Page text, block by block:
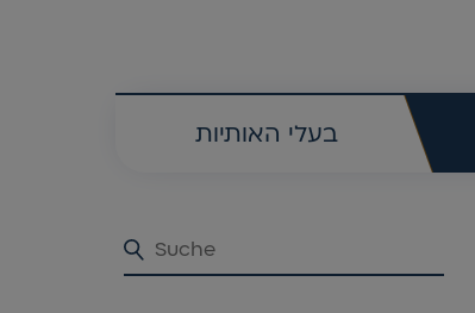
בעלי האותיות